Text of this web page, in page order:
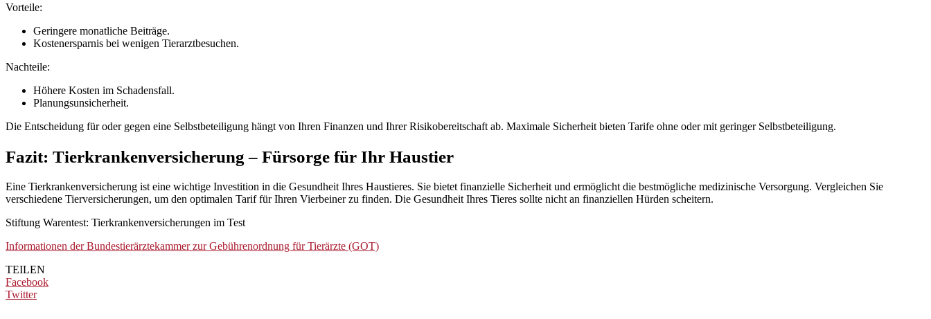
Vorteile:
Geringere monatliche Beiträge.
Kostenersparnis bei wenigen Tierarztbesuchen.
Nachteile:
Höhere Kosten im Schadensfall.
Planungsunsicherheit.
Die Entscheidung für oder gegen eine Selbstbeteiligung hängt von Ihren Finanzen und Ihrer Risikobereitschaft ab. Maximale Sicherheit bieten Tarife ohne oder mit geringer Selbstbeteiligung.
Fazit: Tierkrankenversicherung – Fürsorge für Ihr Haustier
Eine Tierkrankenversicherung ist eine wichtige Investition in die Gesundheit Ihres Haustieres. Sie bietet finanzielle Sicherheit und ermöglicht die bestmögliche medizinische Versorgung. Vergleichen Sie
verschiedene Tierversicherungen, um den optimalen Tarif für Ihren Vierbeiner zu finden. Die Gesundheit Ihres Tieres sollte nicht an finanziellen Hürden scheitern.
Stiftung Warentest: Tierkrankenversicherungen im Test
Informationen der Bundestierärztekammer zur Gebührenordnung für Tierärzte (GOT)
TEILEN
Facebook
Twitter